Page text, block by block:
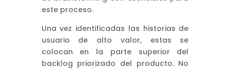
este proceso.
Una vez identificadas las historias de
usuario de alto valor, estas se
colocan en la parte superior del
backlog priorizado del producto. No